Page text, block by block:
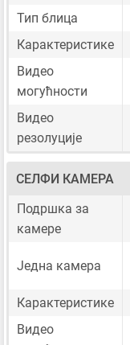
Тип блица
Карактеристике
Видео
могућности
Видео
резолуције
СЕЛФИ КАМЕРА
Подршка за
камере
Једна камера
Карактеристике
Видео